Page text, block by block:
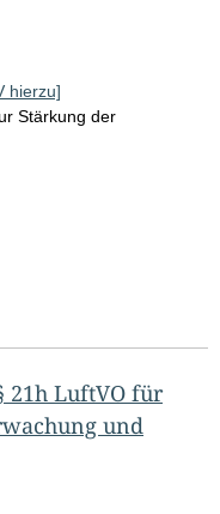
hierzu]
Stärkung der
21h LuftVO für
und